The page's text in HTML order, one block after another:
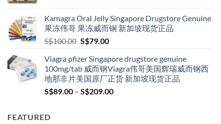
through
S$209.00
Kamagra Oral Jelly Singapore Drugstore Genuine
果冻伟哥 果冻威而钢 新加坡现货正品
S$100.00 Original
was:
S$100.00.
S$79.00Current
is:
S$79.00.
Viagra pfizer Singapore drugstore genuine
100mg/tab 威而钢Viagra伟哥美国辉瑞威而钢西
地那非片美国原厂正货 新加坡现货正品
S$89.00 – S$209.00Price
FEATURED